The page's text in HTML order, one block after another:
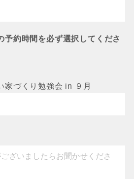
約時間を必ず選択してくださ
家づくり勉強会 in ９月